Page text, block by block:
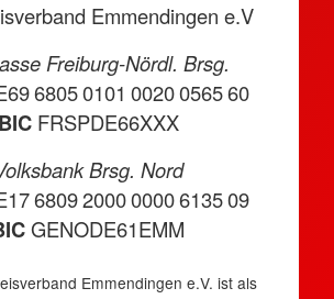
Emmendingen e.V
Freiburg-Nördl. Brsg.
6805 0101 0020 0565 60
BICFRSPDE66XXX
Brsg. Nord
6809 2000 0000 6135 09
GENODE61EMM
Emmendingen e.V. ist als